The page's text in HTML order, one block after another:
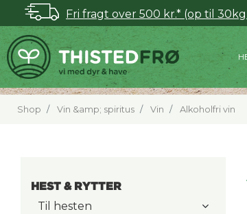
Fri fragt over 500 kr.* (op til
Shop Vin &amp; spiritus Vin Alkoholfri vin
HEST & RYTTER
Til hesten